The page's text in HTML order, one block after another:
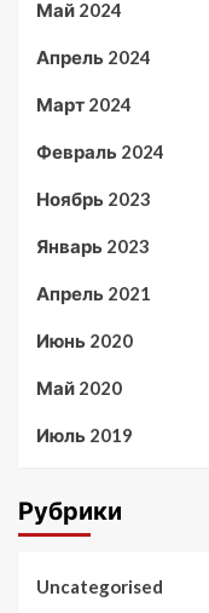
Май 2024
Апрель 2024
Март 2024
Февраль 2024
Ноябрь 2023
Январь 2023
Апрель 2021
Июнь 2020
Май 2020
Июль 2019
Рубрики
Uncategorised